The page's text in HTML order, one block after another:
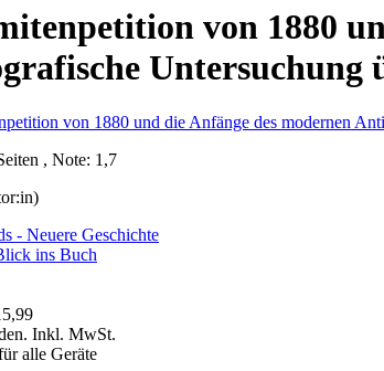
von 1880
, Note: 1,7
- Neuere Geschichte
ins Buch
Inkl. MwSt.
alle Geräte